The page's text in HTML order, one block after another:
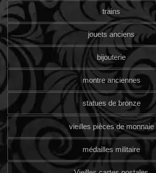
trains
jouets anciens
bijouterie
montre anciennes
statues de bronze
vieilles pièces de monnaie
médailles militaire